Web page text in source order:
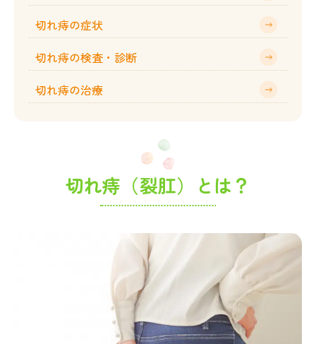
切れ痔の症状
切れ痔の検査・診断
切れ痔の治療
切れ痔（裂肛）とは？